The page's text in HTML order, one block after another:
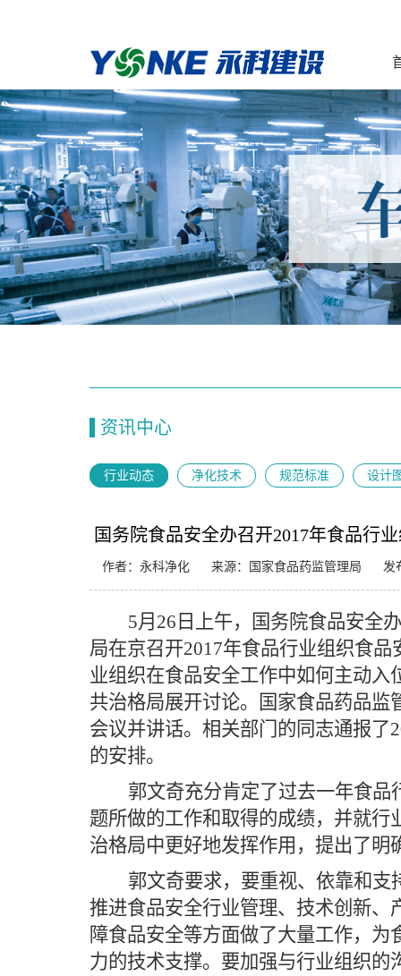
资讯中心
行业动态 净化技术 规范标准 设计
国务院食品安全办召开2017年食品行
作者：永科净化 来源：国家食品药监管理局 发
5月26日上午，国务院食品安全
局在京召开2017年食品行业组织食
业组织在食品安全工作中如何主动入
共治格局展开讨论。国家食品药品监
会议并讲话。相关部门的同志通报了
的安排。
郭文奇充分肯定了过去一年食品
题所做的工作和取得的成绩，并就行
治格局中更好地发挥作用，提出了明
郭文奇要求，要重视、依靠和支
推进食品安全行业管理、技术创新、
障食品安全等方面做了大量工作，为
力的技术支撑。要加强与行业组织的